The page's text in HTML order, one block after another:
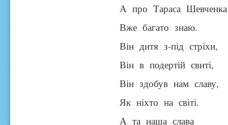
А про Тараса Шевченка
Вже багато знаю.
Він дитя з-під стріхи,
Він в подертій свиті,
Він здобув нам славу,
Як ніхто на світі.
А та наша слава